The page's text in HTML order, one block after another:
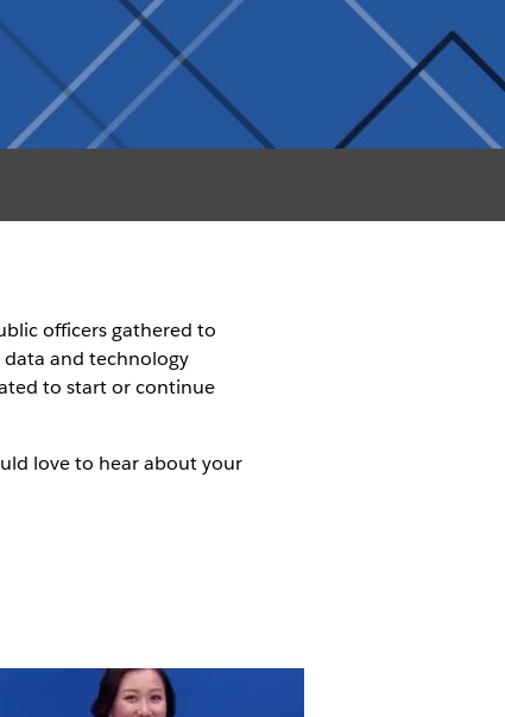
officers gathered to
and technology
to start or continue
love to hear about your